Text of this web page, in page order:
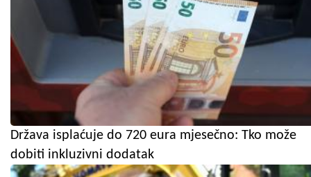
Država isplaćuje do 720 eura mjesečno: Tko može
dobiti inkluzivni dodatak